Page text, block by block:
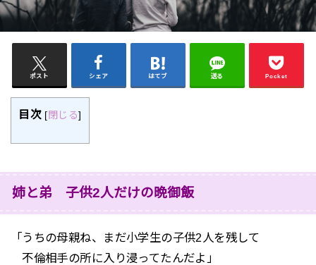
ポスト シェア はてブ 送る Pocket
目次 [閉じる]
姉と弟 子供2人だけの晩御飯
「うちの母親ね、まだ小学生の子供2人を残して
不倫相手の所に入り浸ってたんだよ」